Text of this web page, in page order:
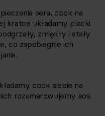
sera, obok na
kratce układamy placki
zmiękły i stały
co zapobiegnie ich
obok siebie na
rozsmarowujemy sos.